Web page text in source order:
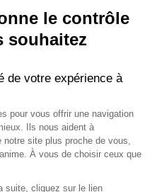
Légales